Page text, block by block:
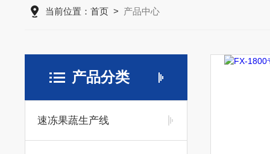
当前位置： 首页> 产品中心
产品分类
速冻果蔬生产线